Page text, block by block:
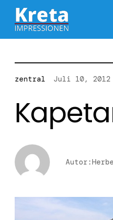
Zum
Inhalt
springen
zentral Juli 10, 2012